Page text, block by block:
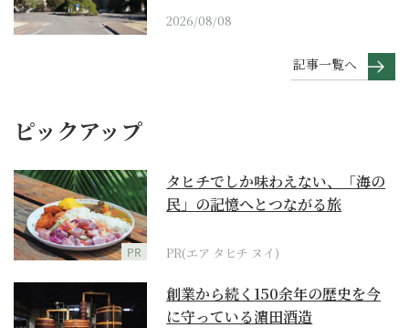
2026/08/08
記事一覧へ
ピックアップ
PR
タヒチでしか味わえない、「海の
民」の記憶へとつながる旅
PR(エア タヒチ ヌイ)
創業から続く150余年の歴史を今
に守っている濵田酒造